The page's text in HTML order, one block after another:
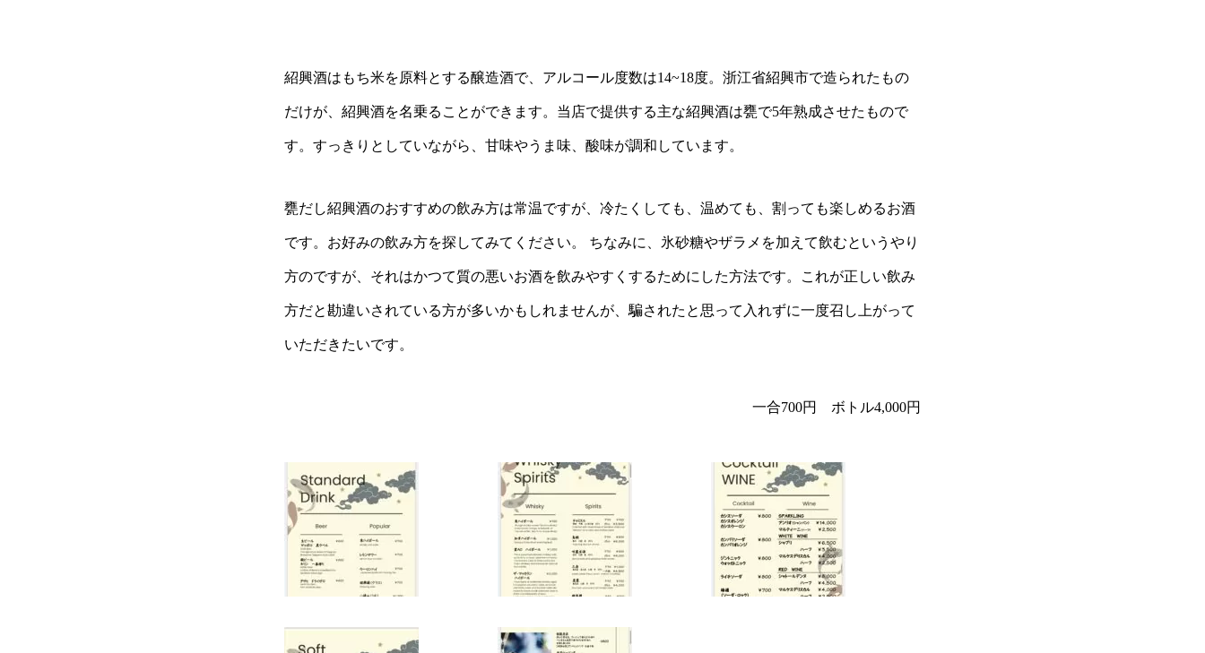
紹興酒はもち米を原料とする醸造酒で、アルコール度数は14~18度。浙江省紹興市で造られたもの
だけが、紹興酒を名乗ることができます。当店で提供する主な紹興酒は甕で5年熟成させたもので
す。すっきりとしていながら、甘味やうま味、酸味が調和しています。
甕だし紹興酒のおすすめの飲み方は常温ですが、冷たくしても、温めても、割っても楽しめるお酒
です。お好みの飲み方を探してみてください。 ちなみに、氷砂糖やザラメを加えて飲むというやり
方のですが、それはかつて質の悪いお酒を飲みやすくするためにした方法です。これが正しい飲み
方だと勘違いされている方が多いかもしれませんが、騙されたと思って入れずに一度召し上がって
いただきたいです。
一合700円 ボトル4,000円